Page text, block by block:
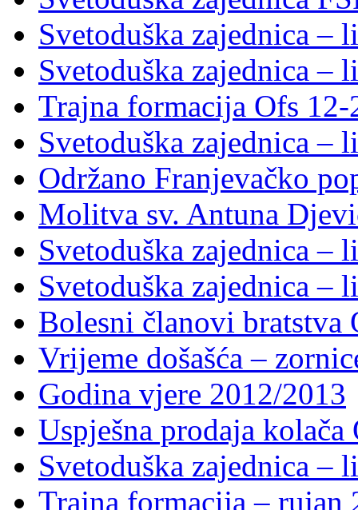
Svetoduška zajednica –
Svetoduška zajednica –
Trajna formacija Ofs 12-
Svetoduška zajednica –
Održano Franjevačko
Molitva sv. Antuna
Svetoduška zajednica –
Svetoduška zajednica –
Bolesni članovi bratstva
Vrijeme došašća –
Godina vjere 2012/2013
Uspješna prodaja kolača
Svetoduška zajednica –
Trajna formacija – rujan